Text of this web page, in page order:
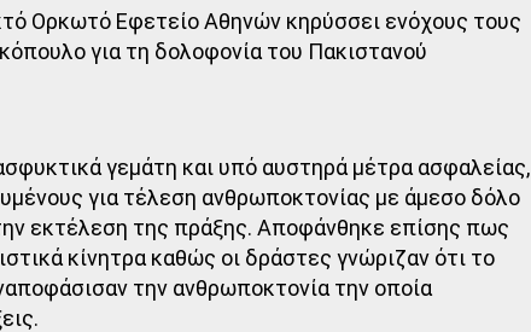
Ορκωτό Εφετείο Αθηνών κηρύσσει ενόχους τους
για τη δολοφονία του Πακιστανού
γεμάτη και υπό αυστηρά μέτρα ασφαλείας,
για τέλεση ανθρωποκτονίας με άμεσο δόλο
εκτέλεση της πράξης. Αποφάνθηκε επίσης πως
κίνητρα καθώς οι δράστες γνώριζαν ότι το
την ανθρωποκτονία την οποία